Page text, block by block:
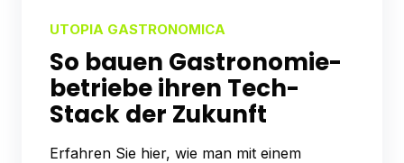
UTOPIA GASTRONOMICA
So bauen Gastronomie­­
betriebe ihren Tech-
Stack der Zukunft
Erfahren Sie hier, wie man mit einem